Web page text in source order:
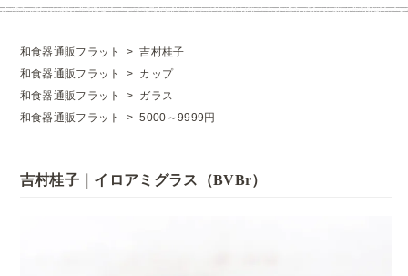
和食器通販フラット >吉村桂子
和食器通販フラット
> カップ
和食器通販フラット
> ガラス
和食器通販フラット
>5000～9999円
吉村桂子｜イロアミグラス（BVBr）